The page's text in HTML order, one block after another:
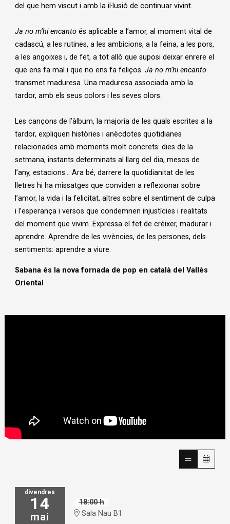
del que hem viscut i amb la il·lusió de continuar vivint.
Ja no m’hi encanto és aplicable a l’amor, al moment vital de
cadascú, a les rutines, a les ambicions, a la feina, a les pors,
a les angoixes i, de fet, a tot allò que suposi deixar enrere el
que ens fa mal i que no ens fa feliços. Ja no m’hi encanto
transmet maduresa. Una maduresa associada amb la
tardor, amb els seus colors i les seves olors.
Les cançons de l’àlbum, la majoria de les quals escrites a la
tardor, expliquen històries i anècdotes quotidianes
relacionades amb moments molt concrets: dies de la
setmana, instants determinats al llarg del dia, mesos de
l’any, estacions... Ara bé, darrere la quotidianitat de les
lletres hi ha missatges que conviden a reflexionar sobre
l’amor, la vida i la felicitat, altres sobre el sentiment de culpa
i l’esperança i versos que condemnen injustícies i realitats
del moment que vivim. Expressa el fet de créixer, madurar i
aprendre. Aprendre de les vivències, de les persones, dels
sentiments: aprendre a viure.
Sabana és la nova fornada de pop en català del Vallès
Oriental
divendres
14
mai
18:00 h
Sala Nau B1